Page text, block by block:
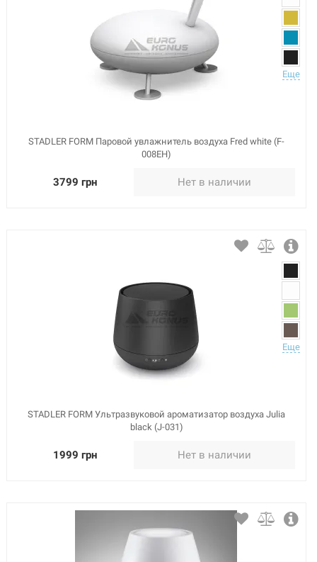
Еще
STADLER FORM Паровой увлажнитель воздуха Fred white (F-
008EH)
3799 грн Нет в наличии
Еще
STADLER FORM Ультразвуковой ароматизатор воздуха Julia
black (J-031)
1999 грн Нет в наличии